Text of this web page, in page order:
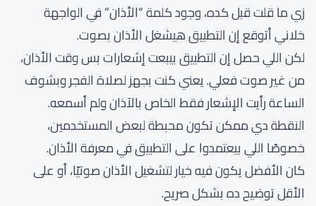
زي ما قلت قبل كده، وجود كلمة “الأذان” في الواجهة
خلاني أتوقع إن التطبيق هيشغل الأذان بصوت.
لكن اللي حصل إن التطبيق بيبعت إشعارات بس وقت الأذان،
من غير صوت فعلي. يعني كنت بجهز لصلاة الفجر وبشوف
الساعة رأيت الإشعار فقط الخاص بالآذان ولم أسمعه.
النقطة دي ممكن تكون محبطة لبعض المستخدمين،
خصوصًا اللي بيعتمدوا على التطبيق في معرفة الأذان.
كان الأفضل يكون فيه خيار لتشغيل الأذان صوتيًا، أو على
الأقل توضيح ده بشكل صريح.